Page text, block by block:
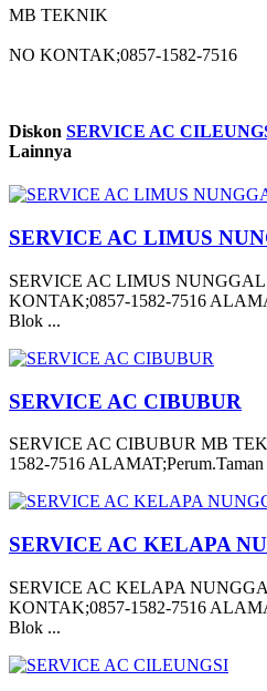
MB TEKNIK
NO KONTAK;0857-1582-7516
Diskon SERVICE AC
Lainnya
SERVICE AC LIMUS
SERVICE AC LIMUS
KONTAK;0857-1582-7516
Blok ...
SERVICE AC CIBUBUR
SERVICE AC CIBUBUR MB
1582-7516
SERVICE AC KELAPA
SERVICE AC KELAPA
KONTAK;0857-1582-7516
Blok ...